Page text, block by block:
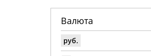
Валюта
руб.